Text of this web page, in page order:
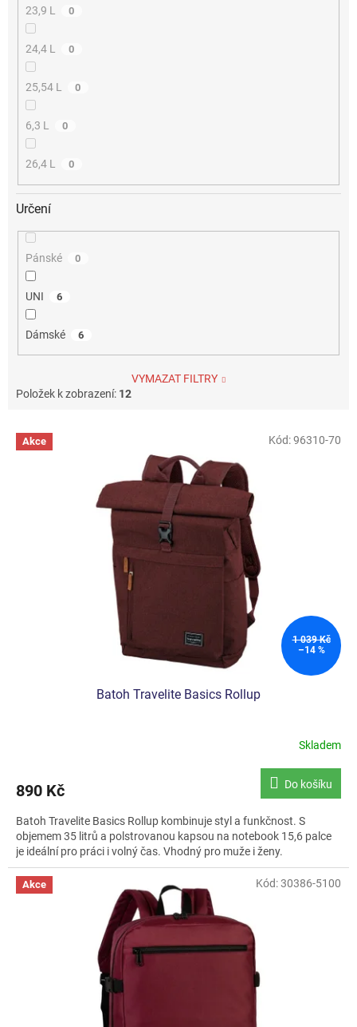
23,9 L 0
24,4 L 0
25,54 L 0
6,3 L 0
26,4 L 0
Určení
Pánské 0
UNI 6
Dámské 6
VYMAZAT FILTRY
Položek k zobrazení: 12
V Akce
1 039 Kč
–14 %
Batoh Travelite Basics Rollup
je
z
5
hvězdiček.
Skladem
890 Kč Do košíku
Batoh Travelite Basics Rollup kombinuje styl a funkčnost. S
objemem 35 litrů a polstrovanou kapsou na notebook 15,6 palce
je ideální pro práci i volný čas. Vhodný pro muže i ženy.
Kód:96310-70
Akce Kód:30386-5100